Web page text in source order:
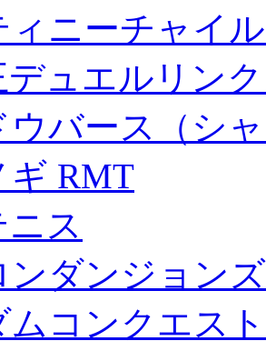
ィニーチャイ
デュエルリン
ウバース（シ
ギ RMT
ス
ンダンジョン
ムコンクエスト